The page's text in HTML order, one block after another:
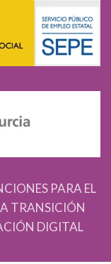
PARA EL
TRANSICIÓN
DIGITAL